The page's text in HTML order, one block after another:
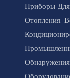
Приборы
Отопления,